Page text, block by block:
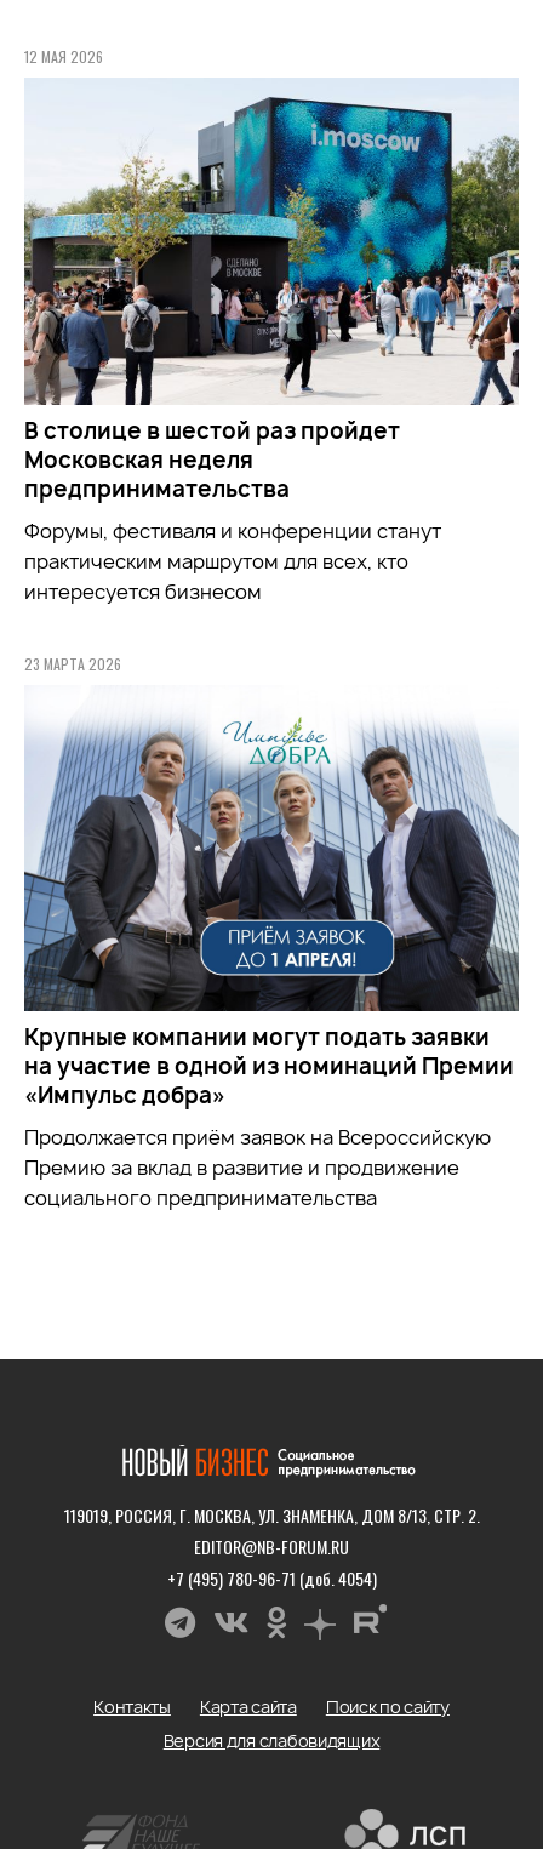
12 МАЯ 2026
В столице в шестой раз пройдет
Московская неделя
предпринимательства
Форумы, фестиваля и конференции станут
практическим маршрутом для всех, кто
интересуется бизнесом
23 МАРТА 2026
Крупные компании могут подать заявки
на участие в одной из номинаций Премии
«Импульс добра»
Продолжается приём заявок на Всероссийскую
Премию за вклад в развитие и продвижение
социального предпринимательства
119019, РОССИЯ, Г. МОСКВА, УЛ. ЗНАМЕНКА, ДОМ 8/13, СТР. 2.
EDITOR@NB-FORUM.RU
+7 (495) 780-96-71 (доб. 4054)
Контакты Карта сайта
Поиск по сайту
Версия для слабовидящих